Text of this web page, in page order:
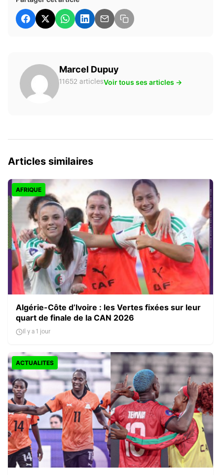
Marcel Dupuy
11652 articlesVoir tous ses articles →
Articles similaires
AFRIQUE
Algérie-Côte d’Ivoire : les Vertes fixées sur leur
quart de finale de la CAN 2026
Il y a 1 jour
ACTUALITES